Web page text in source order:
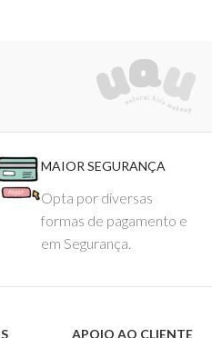
MAIOR SEGURANÇA
Opta por diversas
formas de pagamento e
em Segurança.
APOIO AO CLIENTE